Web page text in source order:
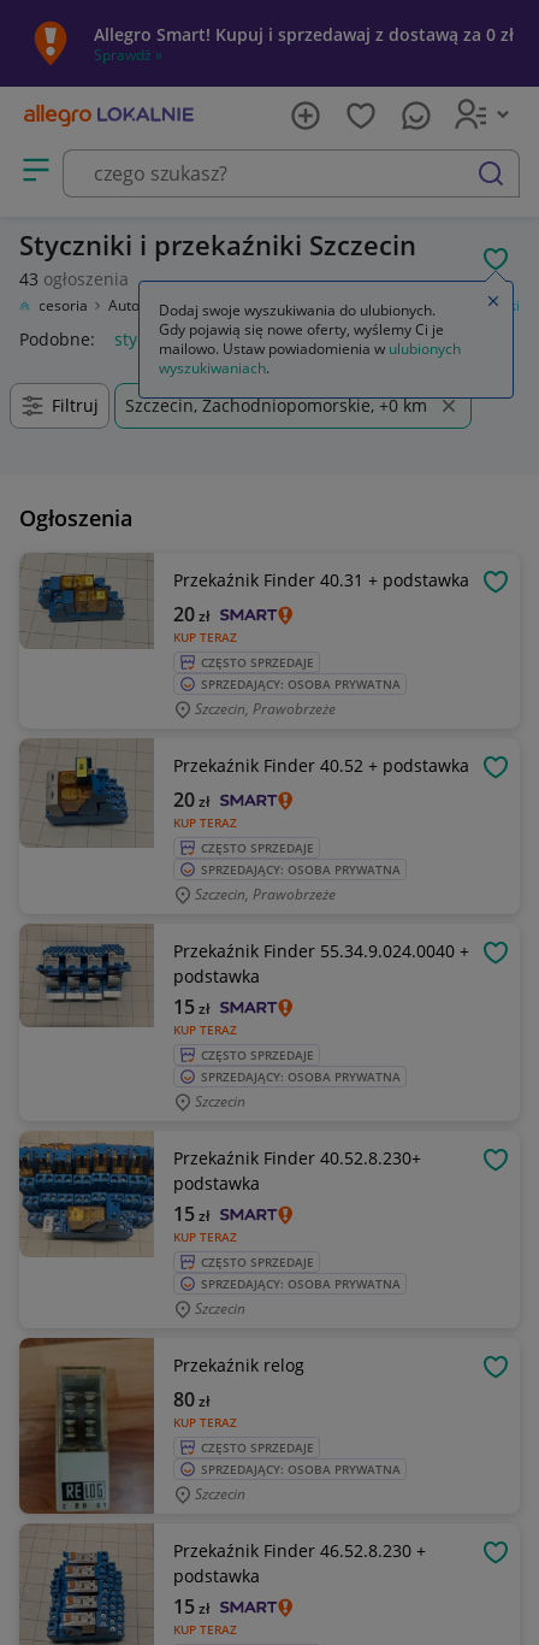
Allegro Smart! Kupuj i sprzedawaj z dostawą za 0 zł
Sprawdź »
Otwórz menu z kategoriami
szukaj
Styczniki i przekaźniki Szczecin
43 ogłoszenia
i akcesoria Automatyka przemysłowa Łączniki Styczniki i przekaźniki
Podobne: styczniki i przekaźniki
Filtruj Szczecin, Zachodniopomorskie, +0 km
Ogłoszenia
Przekaźnik Finder 40.31 + podstawka
KUP TERAZ
20zł
CZĘSTO SPRZEDAJE
SPRZEDAJĄCY: OSOBA PRYWATNA
Szczecin, Prawobrzeże
Przekaźnik Finder 40.52 + podstawka
KUP TERAZ
20zł
CZĘSTO SPRZEDAJE
SPRZEDAJĄCY: OSOBA PRYWATNA
Szczecin, Prawobrzeże
Przekaźnik Finder 55.34.9.024.0040 +
podstawka
KUP TERAZ
15zł
CZĘSTO SPRZEDAJE
SPRZEDAJĄCY: OSOBA PRYWATNA
Szczecin
Przekaźnik Finder 40.52.8.230+
podstawka
KUP TERAZ
15zł
CZĘSTO SPRZEDAJE
SPRZEDAJĄCY: OSOBA PRYWATNA
Szczecin
Przekaźnik relog
KUP TERAZ
80zł
CZĘSTO SPRZEDAJE
SPRZEDAJĄCY: OSOBA PRYWATNA
Szczecin
Przekaźnik Finder 46.52.8.230 +
podstawka
KUP TERAZ
15zł
Dodaj swoje wyszukiwania do ulubionych.
Gdy pojawią się nowe oferty, wyślemy Ci je
mailowo. Ustaw powiadomienia w ulubionych
wyszukiwaniach.